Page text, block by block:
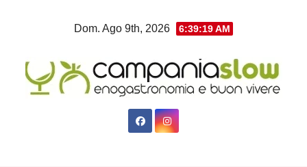
Dom. Ago 9th, 2026 6:39:20 AM